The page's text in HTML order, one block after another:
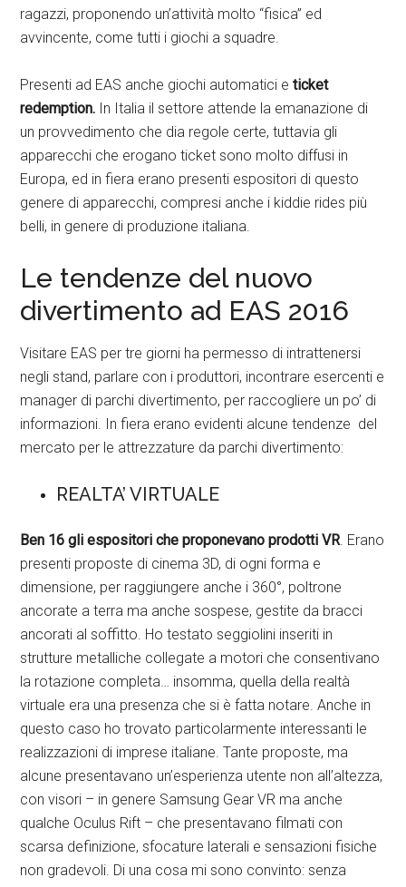
ragazzi, proponendo un’attività molto “fisica” ed
avvincente, come tutti i giochi a squadre.
Presenti ad EAS anche giochi automatici e ticket
redemption. In Italia il settore attende la emanazione di
un provvedimento che dia regole certe, tuttavia gli
apparecchi che erogano ticket sono molto diffusi in
Europa, ed in fiera erano presenti espositori di questo
genere di apparecchi, compresi anche i kiddie rides più
belli, in genere di produzione italiana.
Le tendenze del nuovo
divertimento ad EAS 2016
Visitare EAS per tre giorni ha permesso di intrattenersi
negli stand, parlare con i produttori, incontrare esercenti e
manager di parchi divertimento, per raccogliere un po’ di
informazioni. In fiera erano evidenti alcune tendenze del
mercato per le attrezzature da parchi divertimento:
REALTA’ VIRTUALE
Ben 16 gli espositori che proponevano prodotti VR. Erano
presenti proposte di cinema 3D, di ogni forma e
dimensione, per raggiungere anche i 360°, poltrone
ancorate a terra ma anche sospese, gestite da bracci
ancorati al soffitto. Ho testato seggiolini inseriti in
strutture metalliche collegate a motori che consentivano
la rotazione completa… insomma, quella della realtà
virtuale era una presenza che si è fatta notare. Anche in
questo caso ho trovato particolarmente interessanti le
realizzazioni di imprese italiane. Tante proposte, ma
alcune presentavano un’esperienza utente non all’altezza,
con visori – in genere Samsung Gear VR ma anche
qualche Oculus Rift – che presentavano filmati con
scarsa definizione, sfocature laterali e sensazioni fisiche
non gradevoli. Di una cosa mi sono convinto: senza